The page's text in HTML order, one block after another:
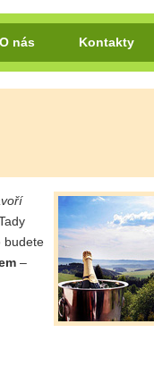
O nás Kontakty
budete
–